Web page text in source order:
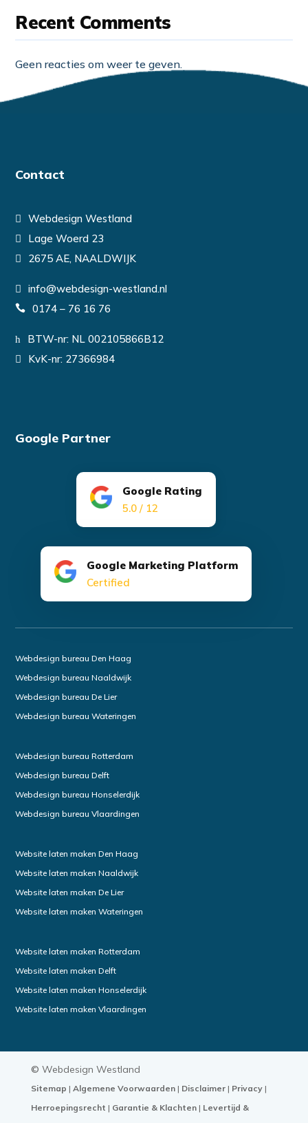
Recent Comments
Geen reacties om weer te geven.
Contact
Webdesign Westland
Lage Woerd 23
2675 AE, NAALDWIJK
info@webdesign-westland.nl
0174 – 76 16 76
BTW-nr: NL 002105866B12
KvK-nr: 27366984
Google Partner
Google Rating
5.0 / 12
Google Marketing Platform
Certified
Webdesign bureau Den Haag
Webdesign bureau Naaldwijk
Webdesign bureau De Lier
Webdesign bureau Wateringen
Webdesign bureau Rotterdam
Webdesign bureau Delft
Webdesign bureau Honselerdijk
Webdesign bureau Vlaardingen
Website laten maken Den Haag
Website laten maken Naaldwijk
Website laten maken De Lier
Website laten maken Wateringen
Website laten maken Rotterdam
Website laten maken Delft
Website laten maken Honselerdijk
Website laten maken Vlaardingen
© Webdesign Westland
Sitemap | Algemene Voorwaarden| Disclaimer| Privacy|
Herroepingsrecht | Garantie & Klachten| Levertijd &